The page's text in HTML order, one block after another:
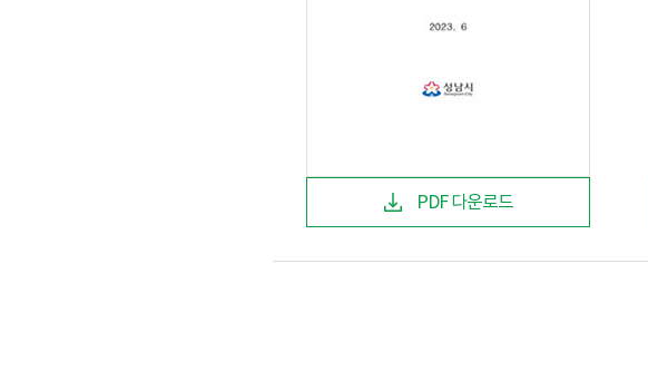
PDF 다운로드